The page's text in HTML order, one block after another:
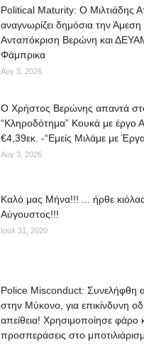
Political Maturity: Ο Μιλτιάδης
αναγνωρίζει δημόσια την Άμεση
Ανταπόκριση Βερώνη και
Φάμπρικα
Αυγ 3, 2026
O Χρήστος Βερώνης απαντά
“Κληροδότημα” Κουκά με έργο
€4,39εκ. -“Εμείς Μιλάμε με
Αυγ 3, 2026
Kαλό μας Μήνα!!! ... ήρθε
Αύγουστος!!!
Ιουλ 31, 2020
Police Misconduct: Συνελήφθη
στην Μύκονο, για επικίνδυνη
απείθεια! Χρησιμοποίησε φάρο
προσπεράσεις στο